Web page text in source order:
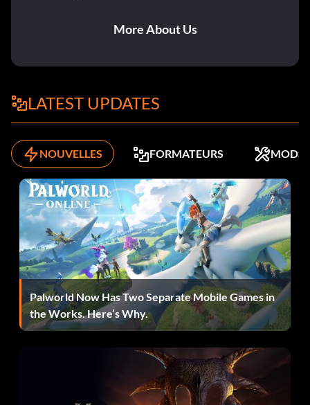
More About Us
LATEST UPDATES
NOUVELLES FORMATEURS MODS
Palworld Now Has Two Separate Mobile Games in
the Works. Here’s Why.